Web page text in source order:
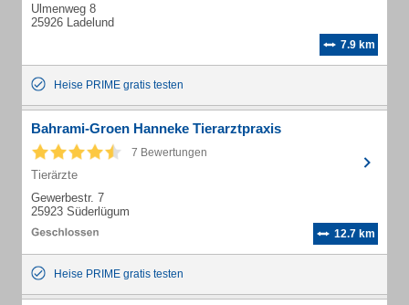
Ulmenweg 8
25926 Ladelund
7.9 km
Heise PRIME gratis testen
Bahrami-Groen Hanneke Tierarztpraxis
7 Bewertungen
Tierärzte
Gewerbestr. 7
25923 Süderlügum
12.7 km
Heise PRIME gratis testen